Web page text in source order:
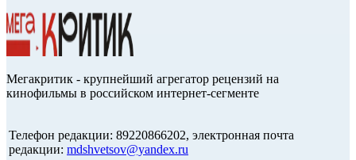
Мегакритик - крупнейший агрегатор рецензий на
кинофильмы в российском интернет-сегменте
Телефон редакции: 89220866202, электронная почта
редакции: mdshvetsov@yandex.ru